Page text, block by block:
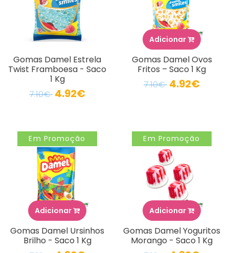
Gomas Damel Estrela
Twist Framboesa - Saco
1 Kg
7.10€ 4.92€
Adicionar
Gomas Damel Ovos
Fritos – Saco 1 Kg
7.10€ 4.92€
Em Promoção
Adicionar
Gomas Damel Ursinhos
Brilho - Saco 1 Kg
Em Promoção
Adicionar
Gomas Damel Yoguritos
Morango - Saco 1 Kg